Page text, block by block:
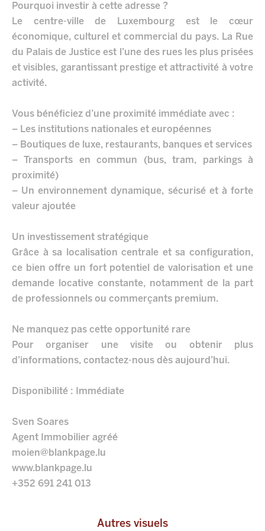
Pourquoi investir à cette adresse ?
Le centre-ville de Luxembourg est le cœur
économique, culturel et commercial du pays. La Rue
du Palais de Justice est l’une des rues les plus prisées
et visibles, garantissant prestige et attractivité à votre
activité.
Vous bénéficiez d’une proximité immédiate avec :
– Les institutions nationales et européennes
– Boutiques de luxe, restaurants, banques et services
– Transports en commun (bus, tram, parkings à
proximité)
– Un environnement dynamique, sécurisé et à forte
valeur ajoutée
Un investissement stratégique
Grâce à sa localisation centrale et sa configuration,
ce bien offre un fort potentiel de valorisation et une
demande locative constante, notamment de la part
de professionnels ou commerçants premium.
Ne manquez pas cette opportunité rare
Pour organiser une visite ou obtenir plus
d’informations, contactez-nous dès aujourd’hui.
Disponibilité : Immédiate
Sven Soares
Agent Immobilier agréé
moien@blankpage.lu
www.blankpage.lu
+352 691 241 013
Autres visuels